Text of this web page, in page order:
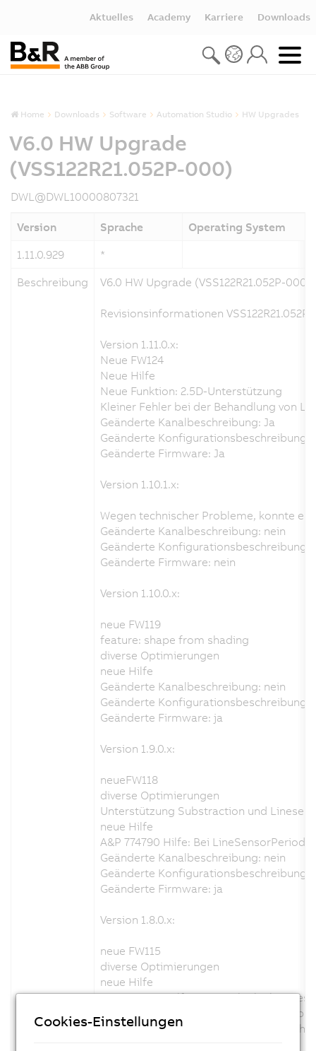
Aktuelles Academy Karriere Downloads
Home Downloads Software Automation Studio HW Upgrades
V6.0 HW Upgrade
(VSS122R21.052P-000)
DWL@DWL10000807321
Version Sprache
Operating System
1.11.0.929
*
Beschreibung
V6.0 HW Upgrade (VSS122R21.052P-000)
Revisionsinformationen
Version 1.11.0.x:
Neue FW124
Neue Hilfe
Neue Funktion: 2.5D-Unterstützung
Kleiner Fehler bei der Behandlung von
Geänderte Kanalbeschreibung: Ja
Geänderte Konfigurationsbeschreibung:
Geänderte Firmware: Ja
Version 1.10.1.x:
Wegen technischer Probleme, konnte
Geänderte Kanalbeschreibung: nein
Geänderte Konfigurationsbeschreibung:
Geänderte Firmware: nein
Version 1.10.0.x:
neue FW119
feature: shape from shading
diverse Optimierungen
neue Hilfe
Geänderte Kanalbeschreibung: nein
Geänderte Konfigurationsbeschreibung:
Geänderte Firmware: ja
Version 1.9.0.x:
neueFW118
diverse Optimierungen
Unterstützung Substraction und
neue Hilfe
A&P 774790 Hilfe: Bei
Geänderte Kanalbeschreibung: nein
Geänderte Konfigurationsbeschreibung:
Geänderte Firmware: ja
Version 1.8.0.x:
neue FW115
diverse Optimierungen
neue Hilfe
A&P 768500 Hilfe: Maximal erlaubte
A&P 733335 Hilfe: Erweiterte
A&P 733165 Hilfe: Lichtleistungswerte
Cookies-Einstellungen